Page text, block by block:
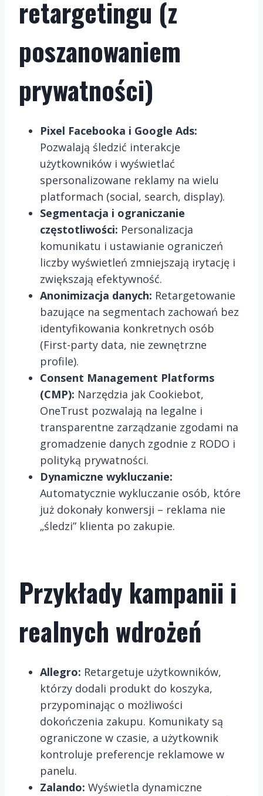
retargetingu (z
poszanowaniem
prywatności)
Pixel Facebooka i Google Ads:
Pozwalają śledzić interakcje
użytkowników i wyświetlać
spersonalizowane reklamy na wielu
platformach (social, search, display).
Segmentacja i ograniczanie
częstotliwości: Personalizacja
komunikatu i ustawianie ograniczeń
liczby wyświetleń zmniejszają irytację i
zwiększają efektywność.
Anonimizacja danych: Retargetowanie
bazujące na segmentach zachowań bez
identyfikowania konkretnych osób
(First-party data, nie zewnętrzne
profile).
Consent Management Platforms
(CMP): Narzędzia jak Cookiebot,
OneTrust pozwalają na legalne i
transparentne zarządzanie zgodami na
gromadzenie danych zgodnie z RODO i
polityką prywatności.
Dynamiczne wykluczanie:
Automatycznie wykluczanie osób, które
już dokonały konwersji – reklama nie
„śledzi” klienta po zakupie.
Przykłady kampanii i
realnych wdrożeń
Allegro: Retargetuje użytkowników,
którzy dodali produkt do koszyka,
przypominając o możliwości
dokończenia zakupu. Komunikaty są
ograniczone w czasie, a użytkownik
kontroluje preferencje reklamowe w
panelu.
Zalando: Wyświetla dynamiczne